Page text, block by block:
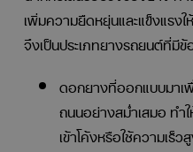
เพิ่มความยืดหยุ่นและแข็งแรง
จึงเป็นประเภทยางรถยนต์ที่มี
ดอกยางที่ออกแบบมา
ถนนอย่างสม่ำเสมอ ทำใ
เข้าโค้งหรือใช้ความเร็ว